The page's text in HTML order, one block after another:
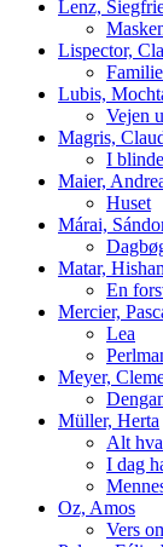
Lenz,
Lispector,
Lubis,
Vejen
Magris,
I blinde
Maier,
Huset
Márai,
Matar,
En
Mercier,
Lea
Meyer,
Müller, Herta
Alt
I dag
Oz, Amos
Vers